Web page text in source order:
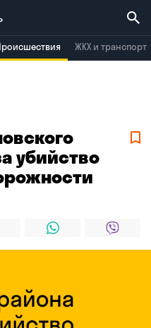
ЖКХ и транспорт
Брянск
убийство